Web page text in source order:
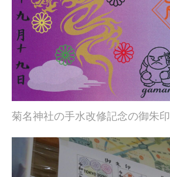
菊名神社の手水改修記念の御朱印